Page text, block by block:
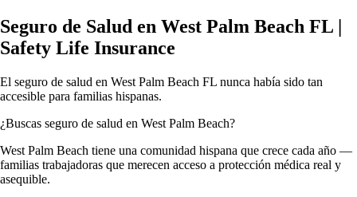
Seguro de Salud en West Palm Beach FL |
Safety Life Insurance
El seguro de salud en West Palm Beach FL nunca había sido tan
accesible para familias hispanas.
¿Buscas seguro de salud en West Palm Beach?
West Palm Beach tiene una comunidad hispana que crece cada año —
familias trabajadoras que merecen acceso a protección médica real y
asequible.